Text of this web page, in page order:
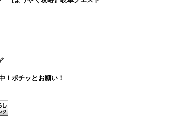
！ポチッとお願い！